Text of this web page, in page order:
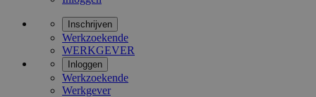
Inschrijven
Werkzoekende
WERKGEVER
Inloggen
Werkzoekende
Werkgever